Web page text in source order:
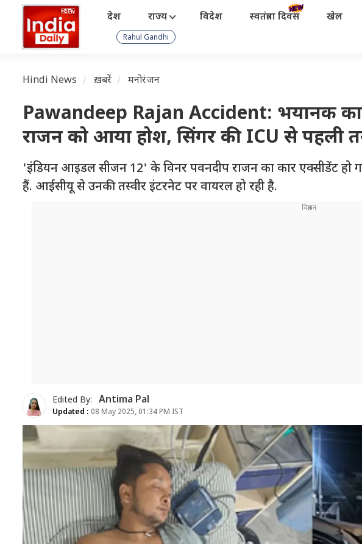
देश राज्य विदेश स्वतंत्रता दिवस खेल
Rahul Gandhi
Hindi News ख़बरें मनोरंजन
Pawandeep Rajan Accident: भयानक
राजन को आया होश, सिंगर की ICU से पहली
'इंडियन आइडल सीजन 12' के विनर पवनदीप राजन का कार एक्सीडेंट
हैं. आईसीयू से उनकी तस्वीर इंटरनेट पर वायरल हो रही है.
Edited By: Antima Pal
Updated : 08 May 2025, 01:34 PM IST